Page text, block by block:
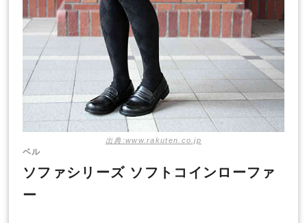
出典:www.rakuten.co.jp
ベル
ソファシリーズ ソフトコインローファ
ー